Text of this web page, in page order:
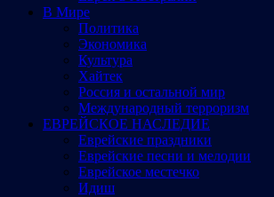
В Мире
Политика
Экономика
Культура
Хайтек
Россия и остальной мир
Международный терроризм
ЕВРЕЙСКОЕ НАСЛЕДИЕ
Еврейские праздники
Еврейские песни и мелодии
Еврейское местечко
Идиш